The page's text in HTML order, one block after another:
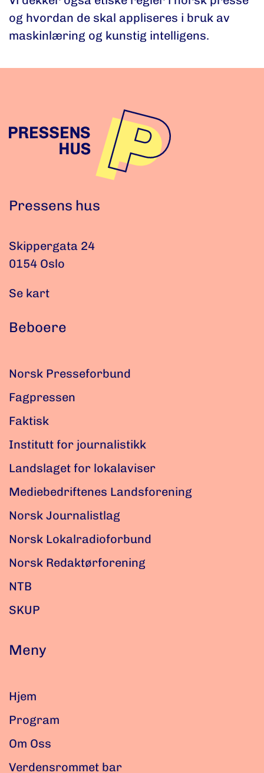
og hvordan de skal appliseres i bruk av
maskinlæring og kunstig intelligens.
Pressens hus
Skippergata 24
0154 Oslo
Se kart
Beboere
Norsk Presseforbund
Fagpressen
Faktisk
Institutt for journalistikk
Landslaget for lokalaviser
Mediebedriftenes Landsforening
Norsk Journalistlag
Norsk Lokalradioforbund
Norsk Redaktørforening
NTB
SKUP
Meny
Hjem
Program
Om Oss
Verdensrommet bar